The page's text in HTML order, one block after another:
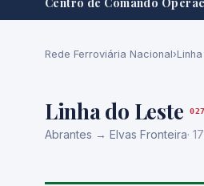
Rede Ferroviária Nacional›
Linha do Leste 027
Abrantes → Elvas Fronteira·